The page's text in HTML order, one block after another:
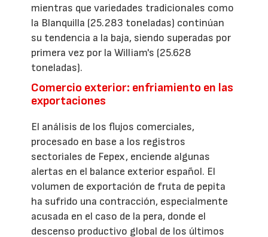
mientras que variedades tradicionales como
la Blanquilla (25.283 toneladas) continúan
su tendencia a la baja, siendo superadas por
primera vez por la William's (25.628
toneladas).
Comercio exterior: enfriamiento en las
exportaciones
El análisis de los flujos comerciales,
procesado en base a los registros
sectoriales de Fepex, enciende algunas
alertas en el balance exterior español. El
volumen de exportación de fruta de pepita
ha sufrido una contracción, especialmente
acusada en el caso de la pera, donde el
descenso productivo global de los últimos